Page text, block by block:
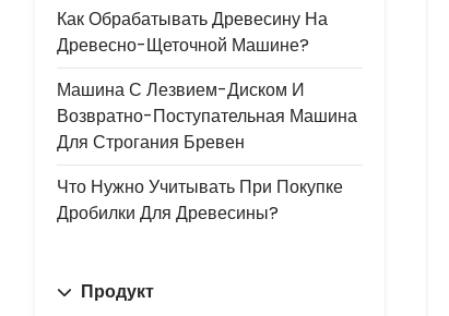
Как Обрабатывать Древесину На
Древесно-Щеточной Машине?
Машина С Лезвием-Диском И
Возвратно-Поступательная Машина
Для Строгания Бревен
Что Нужно Учитывать При Покупке
Дробилки Для Древесины?
Продукт